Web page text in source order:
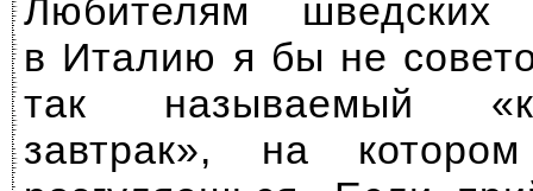
Любителям шведских
в Италию я бы не
так называемый
завтрак», на